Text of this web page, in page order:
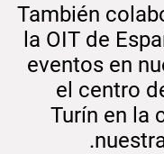
También
la OIT de
eventos en
el centro
Turín en la